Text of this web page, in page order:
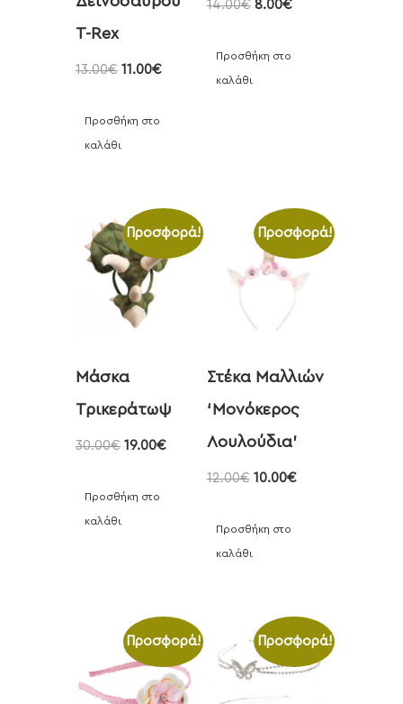
T-Rex
13.00€ 11.00€
Προσθήκη στο
καλάθι
14.00€ 8.00€
Προσθήκη στο
καλάθι
Προσφορά!
Μάσκα
Τρικεράτωψ
30.00€ 19.00€
Προσθήκη στο
καλάθι
Προσφορά!
Στέκα Μαλλιών
‘Μονόκερος
Λουλούδια’
12.00€ 10.00€
Προσθήκη στο
καλάθι
Προσφορά! Προσφορά!